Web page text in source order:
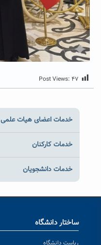
Post Views: ۴۷
خدمات اعضای هیات علمی
خدمات کارکنان
خدمات دانشجویان
ساختار دانشگاه
ریاست دانشگاه